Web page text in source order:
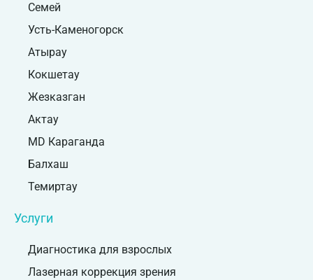
Семей
Усть-Каменогорск
Атырау
Кокшетау
Жезказган
Актау
MD Караганда
Балхаш
Темиртау
Услуги
Диагностика для взрослых
Лазерная коррекция зрения